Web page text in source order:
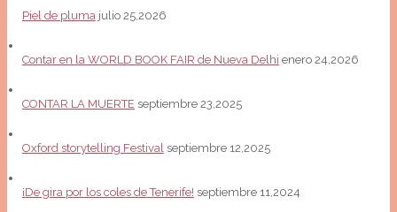
Piel de pluma julio 25,2026
Contar en la WORLD BOOK FAIR de Nueva Delhi enero 24,2026
CONTAR LA MUERTE septiembre 23,2025
Oxford storytelling Festival septiembre 12,2025
¡De gira por los coles de Tenerife! septiembre 11,2024